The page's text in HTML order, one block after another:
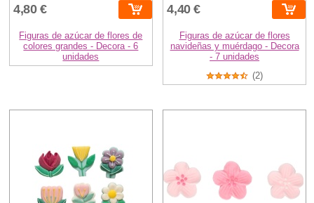
4,80 €
Figuras de azúcar de flores de
colores grandes - Decora - 6
unidades
4,40 €
Figuras de azúcar de flores
navideñas y muérdago - Decora
- 7 unidades
(2)